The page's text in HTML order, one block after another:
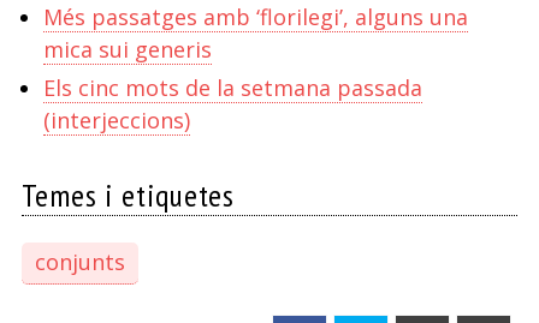
Més passatges amb ‘florilegi’, alguns una
mica sui generis
Els cinc mots de la setmana passada
(interjeccions)
Temes i etiquetes
conjunts